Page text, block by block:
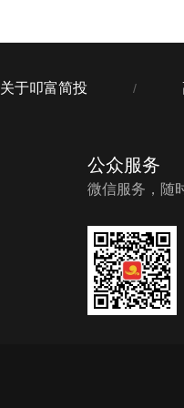
关于叩富简投 /
公众服务
微信服务，随